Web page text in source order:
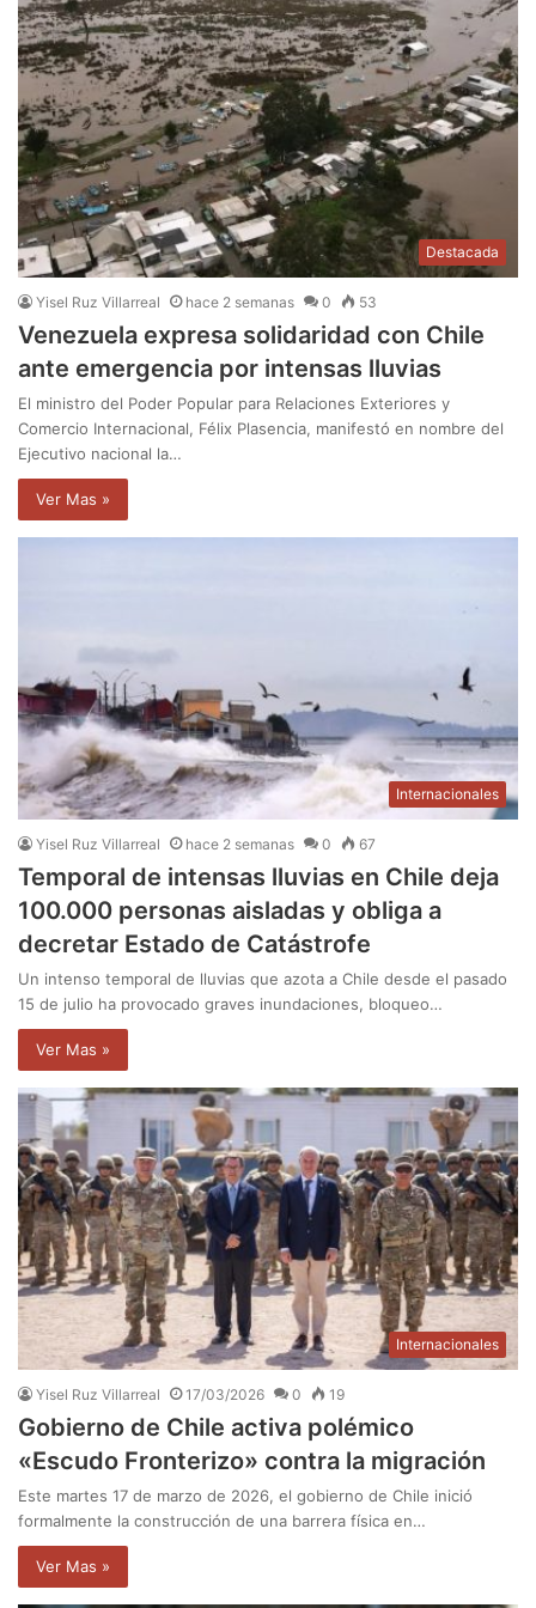
Destacada
Yisel Ruz Villarreal hace 2 semanas 0 53
Venezuela expresa solidaridad con Chile
ante emergencia por intensas lluvias
El ministro del Poder Popular para Relaciones Exteriores y
Comercio Internacional, Félix Plasencia, manifestó en nombre del
Ejecutivo nacional la…
Ver Mas »
Internacionales
Yisel Ruz Villarreal hace 2 semanas 0 67
Temporal de intensas lluvias en Chile deja
100.000 personas aisladas y obliga a
decretar Estado de Catástrofe
Un intenso temporal de lluvias que azota a Chile desde el pasado
15 de julio ha provocado graves inundaciones, bloqueo…
Ver Mas »
Internacionales
Yisel Ruz Villarreal 17/03/2026 0 19
Gobierno de Chile activa polémico
«Escudo Fronterizo» contra la migración
Este martes 17 de marzo de 2026, el gobierno de Chile inició
formalmente la construcción de una barrera física en…
Ver Mas »